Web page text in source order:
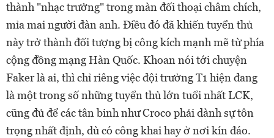
thành "nhạc trưởng" trong màn đối thoại châm chích,
mỉa mai người đàn anh. Điều đó đã khiến tuyển thủ
này trở thành đối tượng bị công kích mạnh mẽ từ phía
cộng đồng mạng Hàn Quốc. Khoan nói tới chuyện
Faker là ai, thì chỉ riêng việc đội trưởng T1 hiện đang
là một trong số những tuyển thủ lớn tuổi nhất LCK,
cũng đủ để các tân binh như Croco phải dành sự tôn
trọng nhất định, dù có công khai hay ở nơi kín đáo.